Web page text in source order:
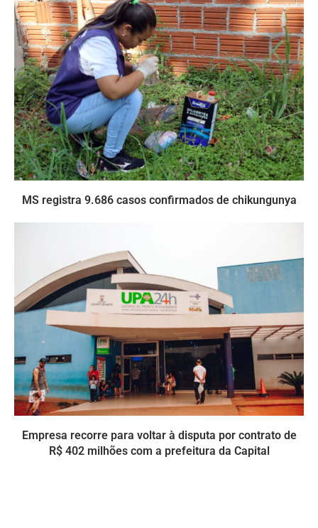
MS registra 9.686 casos confirmados de chikungunya
Empresa recorre para voltar à disputa por contrato de
R$ 402 milhões com a prefeitura da Capital